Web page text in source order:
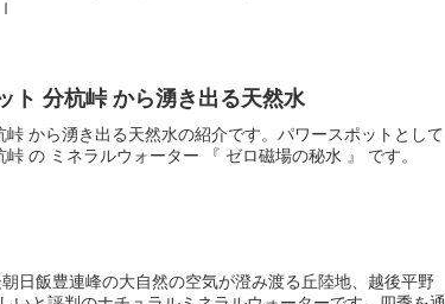
ト 分杭峠 から湧き出る天然水
から湧き出る天然水の紹介です。パワースポットとして
の ミネラルウォーター 『 ゼロ磁場の秘水 』 です。
日飯豊連峰の大自然の空気が澄み渡る丘陸地、越後平野